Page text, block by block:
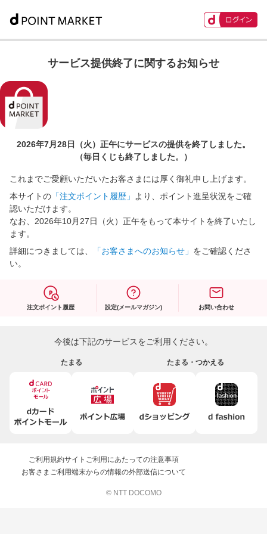
サービス提供終了に関するお知らせ
2026年7月28日（火）正午にサービスの提供を終了しました。
（毎日くじも終了しました。）
これまでご愛顧いただいたお客さまには厚く御礼申し上げます。
本サイトの 「注文ポイント履歴」
より、ポイント進呈状況をご確
認いただけます。
なお、2026年10月27日（火）正午をもって本サイトを終了いたし
ます。
詳細につきましては、
「お客さまへのお知らせ」 をご確認くださ
い。
注文ポイント履歴 設定(メールマガジン) お問い合わせ
今後は下記のサービスをご利用ください。
たまる たまる・つかえる
ご利用規約サイトご利用にあたっての注意事項
お客さまご利用端末からの情報の外部送信について
© NTT DOCOMO